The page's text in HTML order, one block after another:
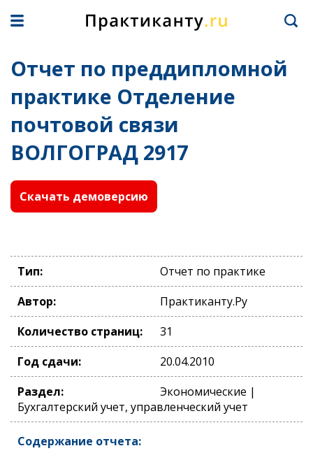
Отчет по преддипломной
практике Отделение
почтовой связи
ВОЛГОГРАД 2917
Скачать демоверсию
Тип:
Отчет по практике
Автор:
Практиканту.Ру
Количество страниц:
31
Год сдачи:
20.04.2010
Раздел:
Экономические |
Бухгалтерский учет, управленческий учет
Содержание отчета: